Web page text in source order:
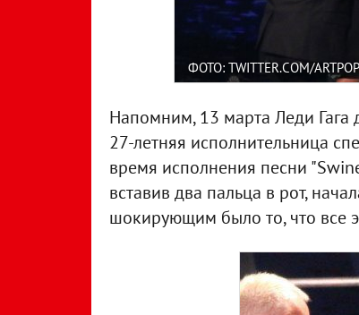
ФОТО: TWITTER.COM/
Напомним, 13 марта Леди Гага
27-летняя исполнительница
время исполнения песни
вставив два пальца в рот,
шокирующим было то, что все